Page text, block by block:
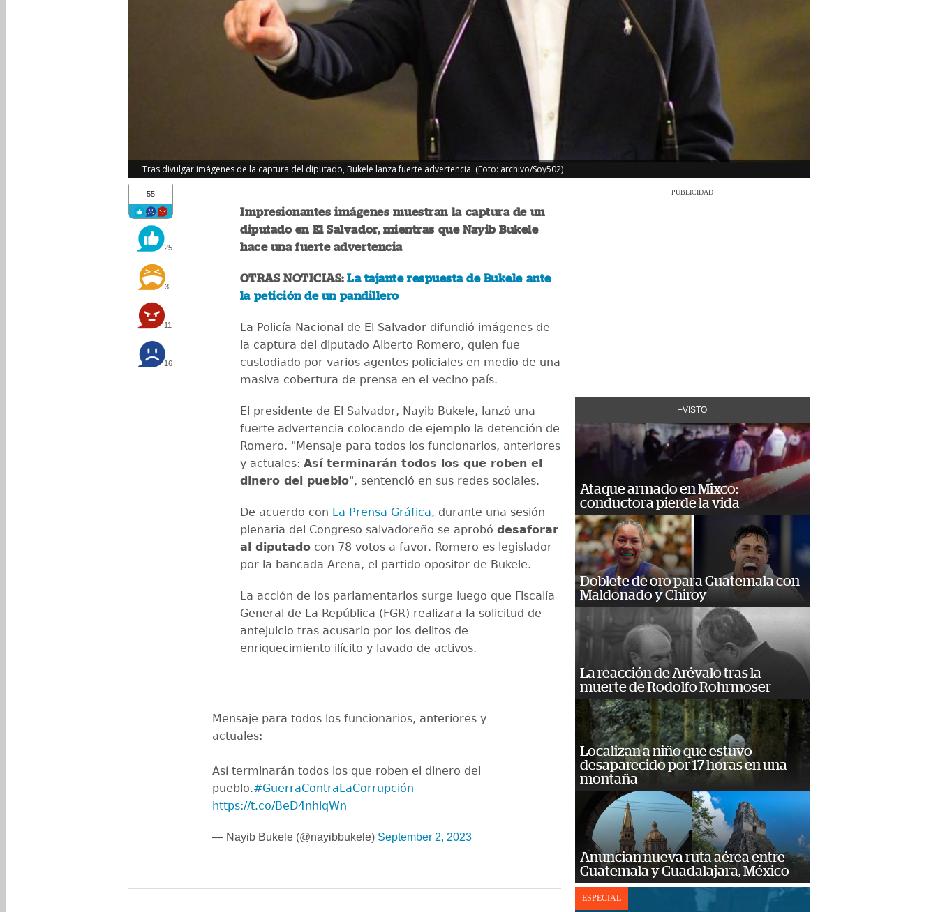
Tras divulgar imágenes de la captura del diputado, Bukele lanza fuerte advertencia. (Foto: archivo/Soy502)
55
25
3
11
16
Impresionantes imágenes muestran la captura de un
diputado en El Salvador, mientras que Nayib Bukele
hace una fuerte advertencia
OTRAS NOTICIAS:La tajante respuesta de Bukele ante
la petición de un pandillero
La Policía Nacional de El Salvador difundió imágenes de
la captura del diputado Alberto Romero, quien fue
custodiado por varios agentes policiales en medio de una
masiva cobertura de prensa en el vecino país.
El presidente de El Salvador, Nayib Bukele, lanzó una
fuerte advertencia colocando de ejemplo la detención de
Romero. "Mensaje para todos los funcionarios, anteriores
y actuales: Así terminarán todos los que roben el
dinero del pueblo", sentenció en sus redes sociales.
De acuerdo con La Prensa Gráfica, durante una sesión
plenaria del Congreso salvadoreño se aprobó desaforar
al diputado con 78 votos a favor. Romero es legislador
por la bancada Arena, el partido opositor de Bukele.
La acción de los parlamentarios surge luego que Fiscalía
General de La República (FGR) realizara la solicitud de
antejuicio tras acusarlo por los delitos de
enriquecimiento ilícito y lavado de activos.
Mensaje para todos los funcionarios, anteriores y
actuales:
Así terminarán todos los que roben el dinero del
pueblo.#GuerraContraLaCorrupción
https://t.co/BeD4nhlqWn
— Nayib Bukele (@nayibbukele) September 2, 2023
PUBLICIDAD
+VISTO
Ataque armado en Mixco:
conductora pierde la vida
Doblete de oro para Guatemala con
Maldonado y Chiroy
La reacción de Arévalo tras la
muerte de Rodolfo Rohrmoser
Localizan a niño que estuvo
desaparecido por 17 horas en una
montaña
Anuncian nueva ruta aérea entre
Guatemala y Guadalajara, México
ESPECIAL